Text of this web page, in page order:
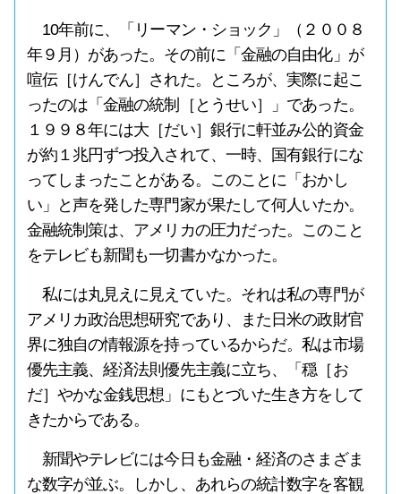
10年前に、「リーマン・ショック」（２００８
年９月）があった。その前に「金融の自由化」が
喧伝［けんでん］された。ところが、実際に起こ
ったのは「金融の統制［とうせい］」であった。
１９９８年には大［だい］銀行に軒並み公的資金
が約１兆円ずつ投入されて、一時、国有銀行にな
ってしまったことがある。このことに「おかし
い」と声を発した専門家が果たして何人いたか。
金融統制策は、アメリカの圧力だった。このこと
をテレビも新聞も一切書かなかった。
私には丸見えに見えていた。それは私の専門が
アメリカ政治思想研究であり、また日米の政財官
界に独自の情報源を持っているからだ。私は市場
優先主義、経済法則優先主義に立ち、「穏［お
だ］やかな金銭思想」にもとづいた生き方をして
きたからである。
新聞やテレビには今日も金融・経済のさまざま
な数字が並ぶ。しかし、あれらの統計数字を客観